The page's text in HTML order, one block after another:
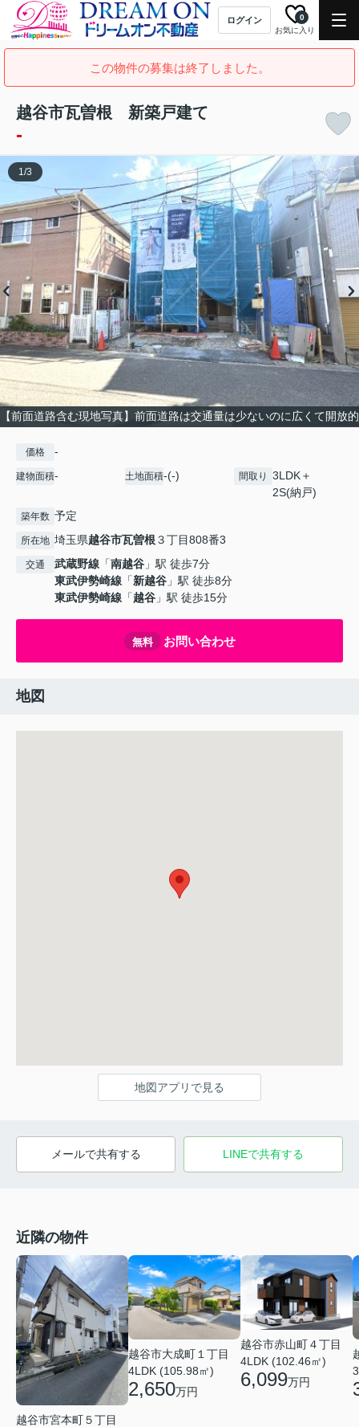
ログイン
お気に入り
0
この物件の募集は終了しました。
越谷市瓦曽根 新築戸建て
-
【前面道路含む現地写真】前面道路は交通量は少ないのに広くて開放的
1/3
価格 -
建物面積- 土地面積-(-) 間取り
3LDK＋
2S(納戸)
築年数 予定
所在地 埼玉県越谷市瓦曽根３丁目808番3
交通 武蔵野線 「南越谷 」駅 徒歩7分
東武伊勢崎線 「新越谷 」駅 徒歩8分
東武伊勢崎線 「越谷 」駅 徒歩15分
無料 お問い合わせ
地図
地図アプリで見る
メールで共有する LINEで共有する
近隣の物件
越谷市宮本町５丁目
越谷市大成町１丁目
4LDK (105.98㎡)
2,650万円
越谷市赤山町４丁目
4LDK (102.46㎡)
6,099万円